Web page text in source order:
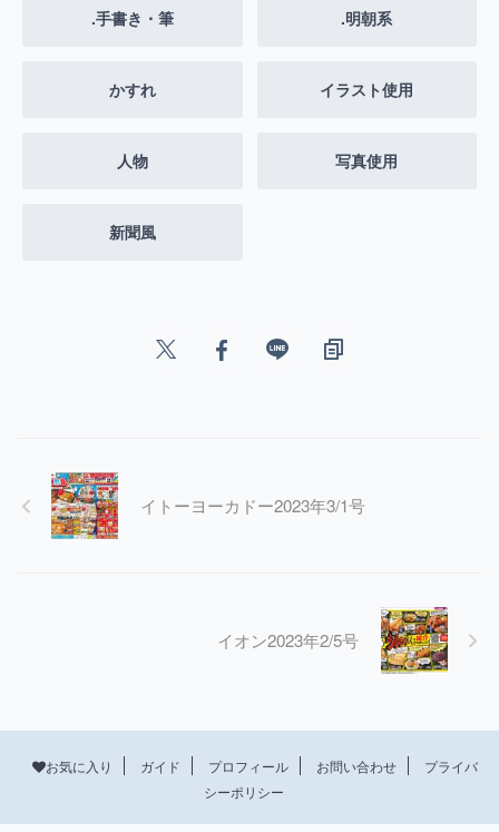
.手書き・筆 .明朝系
かすれ イラスト使用
人物 写真使用
新聞風
イトーヨーカドー2023年3/1号
イオン2023年2/5号
お気に入り ガイド プロフィール お問い合わせ
プライバ
シーポリシー